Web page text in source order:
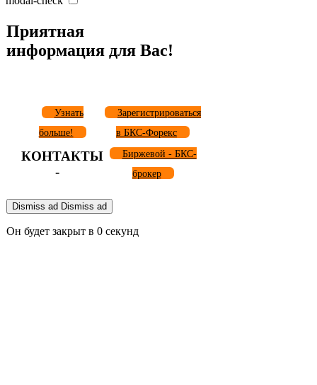
Приятная
информация для Вас!
Узнать
больше!
Зарегистрироваться
в БКС-Форекс
КОНТАКТЫ
-
Биржевой - БКС-
брокер
Dismiss ad Dismiss ad
Он будет закрыт в 0 секунд